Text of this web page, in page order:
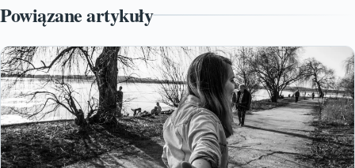
Powiązane artykuły